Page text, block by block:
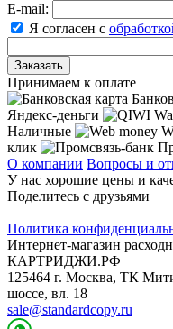
E-mail:
Я согласен с
Заказать
Принимаем к оплате
Яндекс-деньги
Наличные
клик
О компании Вопросы и
У нас хорошие цены и
Поделитесь с друзьями
Политика
Интернет-магазин
КАРТРИДЖИ.РФ
125464 г. Москва, ТК
шоссе, вл. 18
sale@standardcopy.ru